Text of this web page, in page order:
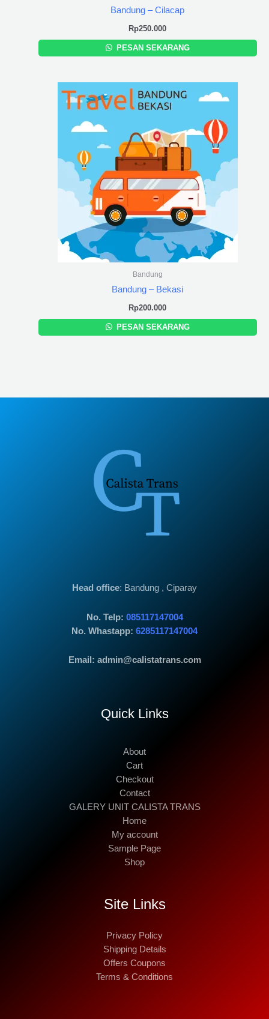
Bandung – Cilacap
Rp250.000
PESAN SEKARANG
Bandung
Bandung – Bekasi
Rp200.000
PESAN SEKARANG
Head office: Bandung , Ciparay
No. Telp: 085117147004
No. Whastapp: 6285117147004
Email: admin@calistatrans.com
Quick Links
About
Cart
Checkout
Contact
GALERY UNIT CALISTA TRANS
Home
My account
Sample Page
Shop
Site Links
Privacy Policy
Shipping Details
Offers Coupons
Terms & Conditions